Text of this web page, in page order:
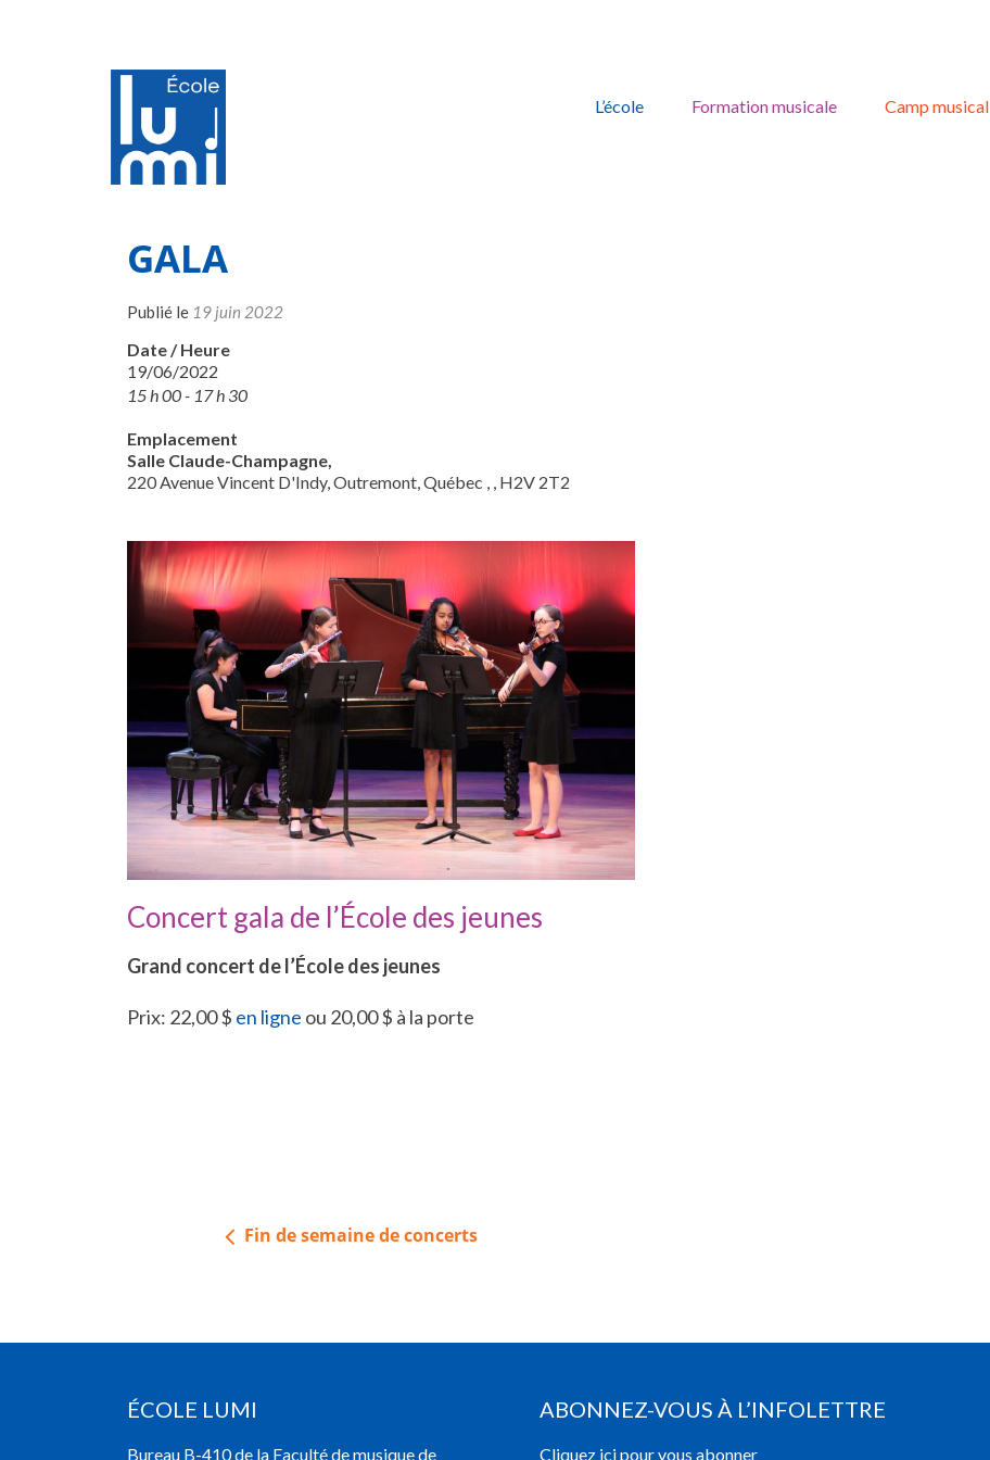
content
L’école Formation musicale Camp musical
GALA
Publié le 19 juin 2022
Date / Heure
19/06/2022
15 h 00 - 17 h 30
Emplacement
Salle Claude-Champagne,
220 Avenue Vincent D'Indy, Outremont, Québec , , H2V 2T2
Concert gala de l’École des jeunes
Grand concert de l’École des jeunes
Prix: 22,00 $ en ligne ou 20,00 $ à la porte
NavigationFin de semaine de concerts
ÉCOLE LUMI
Bureau B-410 de la Faculté de musique de
ABONNEZ-VOUS À L’INFOLETTRE
Cliquez ici pour vous abonner